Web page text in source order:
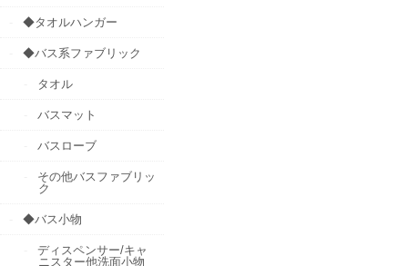
◆タオルハンガー
◆バス系ファブリック
タオル
バスマット
バスローブ
その他バスファブリッ
ク
◆バス小物
ディスペンサー/キャ
ニスター他洗面小物